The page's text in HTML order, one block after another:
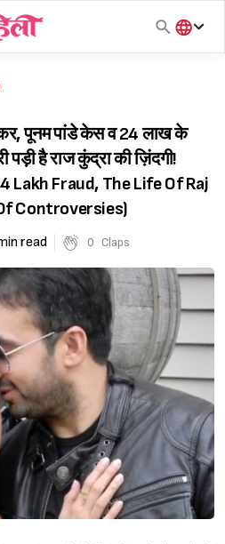
हिंदी
पूनम पांडे केस व 24 लाख के
पड़ी है राज कुंद्रा की ज़िंदगी!
Lakh Fraud, The Life Of Raj
Controversies)
read 0 Claps